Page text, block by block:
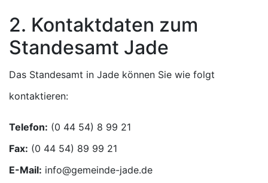
2. Kontaktdaten zum
Standesamt Jade
Das Standesamt in Jade können Sie wie folgt
kontaktieren:
Telefon:
Fax:
E-Mail: